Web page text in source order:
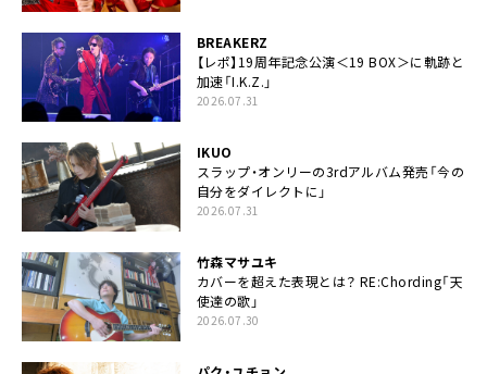
BREAKERZ
【レポ】19周年記念公演＜19 BOX＞に軌跡と
加速「I.K.Z.」
2026.07.31
IKUO
スラップ・オンリーの3rdアルバム発売「今の
自分をダイレクトに」
2026.07.31
竹森マサユキ
カバーを超えた表現とは？ RE:Chording「天
使達の歌」
2026.07.30